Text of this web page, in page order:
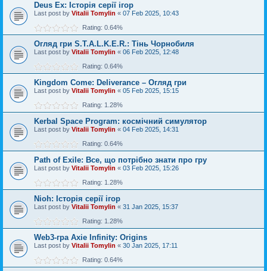
Deus Ex: Історія серії ігор
Last post by Vitalii Tomylin « 07 Feb 2025, 10:43
Rating: 0.64%
Огляд гри S.T.A.L.K.E.R.: Тінь Чорнобиля
Last post by Vitalii Tomylin « 06 Feb 2025, 12:48
Rating: 0.64%
Kingdom Come: Deliverance – Огляд гри
Last post by Vitalii Tomylin « 05 Feb 2025, 15:15
Rating: 1.28%
Kerbal Space Program: космічний симулятор
Last post by Vitalii Tomylin « 04 Feb 2025, 14:31
Rating: 0.64%
Path of Exile: Все, що потрібно знати про гру
Last post by Vitalii Tomylin « 03 Feb 2025, 15:26
Rating: 1.28%
Nioh: Історія серії ігор
Last post by Vitalii Tomylin « 31 Jan 2025, 15:37
Rating: 1.28%
Web3-гра Axie Infinity: Origins
Last post by Vitalii Tomylin « 30 Jan 2025, 17:11
Rating: 0.64%